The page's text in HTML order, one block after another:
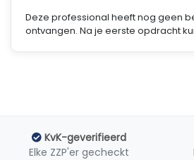
Deze professional heeft nog geen
ontvangen. Na je eerste opdracht
KvK-geverifieerd
Elke ZZP'er gecheckt